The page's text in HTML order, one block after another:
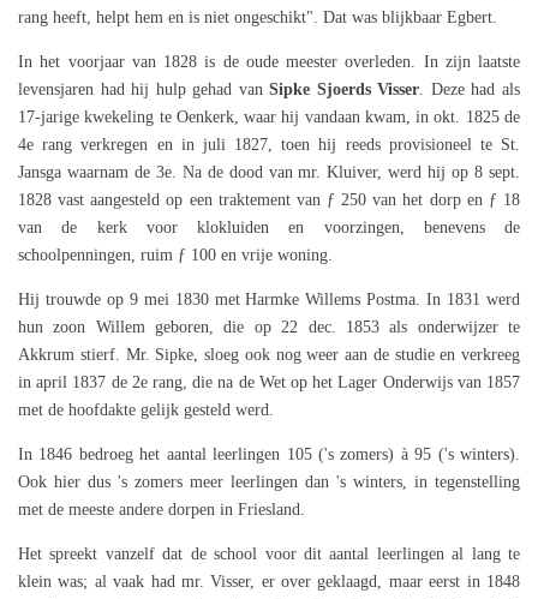
rang heeft, helpt hem en is niet ongeschikt". Dat was blijkbaar Egbert.
In het voorjaar van 1828 is de oude meester overleden. In zijn laatste
levensjaren had hij hulp gehad vanSipke Sjoerds Visser . Deze had als
17-jarige kwekeling te Oenkerk, waar hij vandaan kwam, in okt. 1825 de
4e rang verkregen en in juli 1827, toen hij reeds provisioneel te St.
Jansga waarnam de 3e. Na de dood van mr. Kluiver, werd hij op 8 sept.
1828 vast aangesteld op een traktement van ƒ 250 van het dorp en ƒ 18
van de kerk voor klokluiden en voorzingen, benevens de
schoolpenningen, ruim ƒ 100 en vrije woning.
Hij trouwde op 9 mei 1830 met Harmke Willems Postma. In 1831 werd
hun zoon Willem geboren, die op 22 dec. 1853 als onderwijzer te
Akkrum stierf. Mr. Sipke, sloeg ook nog weer aan de studie en verkreeg
in april 1837 de 2e rang, die na de Wet op het Lager Onderwijs van 1857
met de hoofdakte gelijk gesteld werd.
In 1846 bedroeg het aantal leerlingen 105 ('s zomers) à 95 ('s winters).
Ook hier dus 's zomers meer leerlingen dan 's winters, in tegenstelling
met de meeste andere dorpen in Friesland.
Het spreekt vanzelf dat de school voor dit aantal leerlingen al lang te
klein was; al vaak had mr. Visser, er over geklaagd, maar eerst in 1848